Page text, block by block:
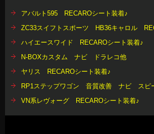
アバルト595 RECAROシート装着♪
ZC33スイフトスポーツ HB36キャロル
ハイエースワイド RECAROシート装着♪
N-BOXカスタム ナビ ドラレコ他
ヤリス RECAROシート装着♪
RP1ステップワゴン 音質改善 ナビ スピ
VN系レヴォーグ RECAROシート装着♪